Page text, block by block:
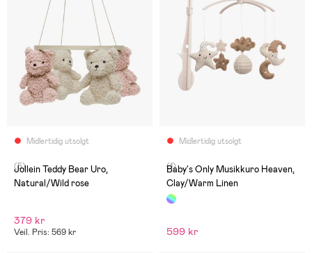
Midlertidig utsolgt
(5)
Jollein Teddy Bear Uro,
Natural/Wild rose
379 kr
Veil. Pris: 569 kr
Midlertidig utsolgt
(1)
Baby's Only Musikkuro Heaven,
Clay/Warm Linen
599 kr